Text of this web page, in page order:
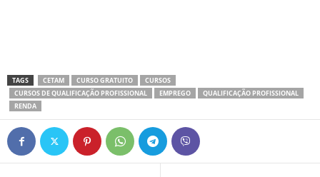
TAGS CETAM CURSO GRATUITO
CURSOS
CURSOS DE QUALIFICAÇÃO PROFISSIONAL
EMPREGO
QUALIFICAÇÃO PROFISSIONAL
RENDA